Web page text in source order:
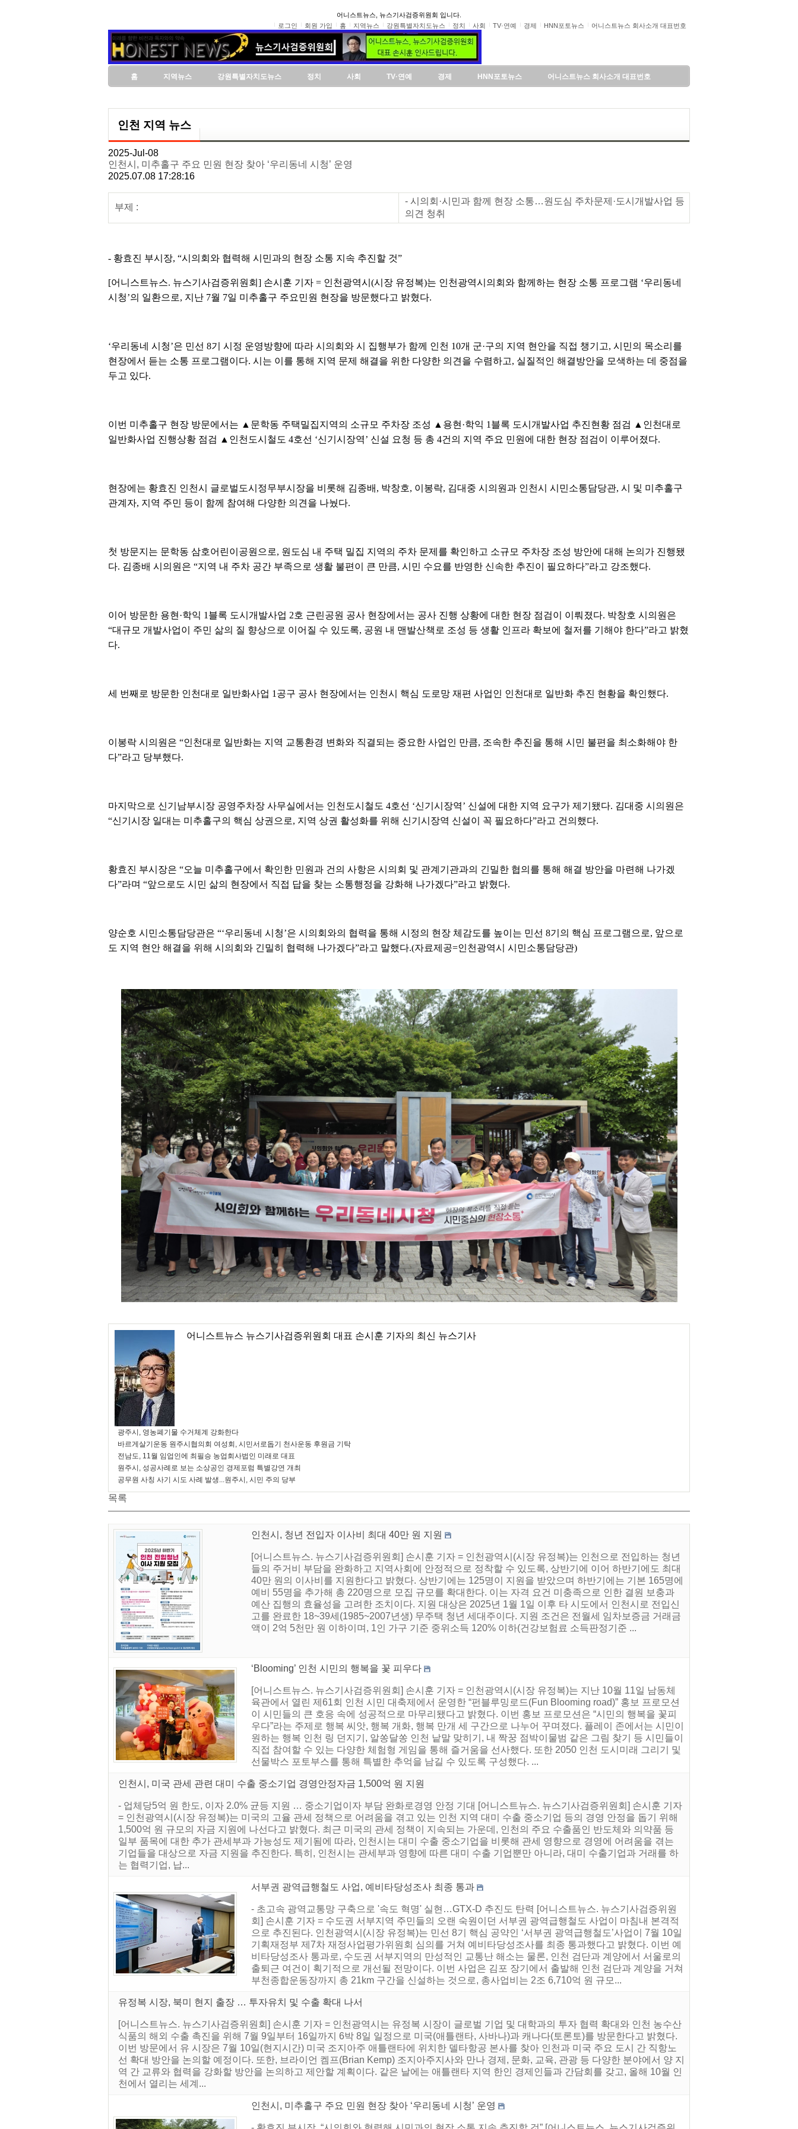
어니스트뉴스, 뉴스기사검증위원회 입니다.
로그인
회원 가입 홈 지역뉴스 강원특별자치도뉴스 정치 사회 TV·연예 경제 HNN포토뉴스 어니스트뉴스 회사소개 대표번호
홈 지역뉴스 강원특별자치도뉴스 정치 사회 TV·연예 경제 HNN포토뉴스 어니스트뉴스 회사소개 대표번호
인천 지역 뉴스
2025-Jul-08
인천시, 미추홀구 주요 민원 현장 찾아 ‘우리동네 시청’ 운영
2025.07.08 17:28:16
부제 :
- 시의회·시민과 함께 현장 소통…원도심 주차문제·도시개발사업 등
의견 청취
- 황효진 부시장, “시의회와 협력해 시민과의 현장 소통 지속 추진할 것”
[어니스트뉴스. 뉴스기사검증위원회] 손시훈 기자 = 인천광역시(시장 유정복)는 인천광역시의회와 함께하는 현장 소통 프로그램 ‘우리동네
시청’의 일환으로, 지난 7월 7일 미추홀구 주요민원 현장을 방문했다고 밝혔다.
‘우리동네 시청’은 민선 8기 시정 운영방향에 따라 시의회와 시 집행부가 함께 인천 10개 군·구의 지역 현안을 직접 챙기고, 시민의 목소리를
현장에서 듣는 소통 프로그램이다. 시는 이를 통해 지역 문제 해결을 위한 다양한 의견을 수렴하고, 실질적인 해결방안을 모색하는 데 중점을
두고 있다.
이번 미추홀구 현장 방문에서는 ▲문학동 주택밀집지역의 소규모 주차장 조성 ▲용현·학익 1블록 도시개발사업 추진현황 점검 ▲인천대로
일반화사업 진행상황 점검 ▲인천도시철도 4호선 ‘신기시장역’ 신설 요청 등 총 4건의 지역 주요 민원에 대한 현장 점검이 이루어졌다.
현장에는 황효진 인천시 글로벌도시정무부시장을 비롯해 김종배, 박창호, 이봉락, 김대중 시의원과 인천시 시민소통담당관, 시 및 미추홀구
관계자, 지역 주민 등이 함께 참여해 다양한 의견을 나눴다.
첫 방문지는 문학동 삼호어린이공원으로, 원도심 내 주택 밀집 지역의 주차 문제를 확인하고 소규모 주차장 조성 방안에 대해 논의가 진행됐
다. 김종배 시의원은 “지역 내 주차 공간 부족으로 생활 불편이 큰 만큼, 시민 수요를 반영한 신속한 추진이 필요하다”라고 강조했다.
이어 방문한 용현·학익 1블록 도시개발사업 2호 근린공원 공사 현장에서는 공사 진행 상황에 대한 현장 점검이 이뤄졌다. 박창호 시의원은
“대규모 개발사업이 주민 삶의 질 향상으로 이어질 수 있도록, 공원 내 맨발산책로 조성 등 생활 인프라 확보에 철저를 기해야 한다”라고 밝혔
다.
세 번째로 방문한 인천대로 일반화사업 1공구 공사 현장에서는 인천시 핵심 도로망 재편 사업인 인천대로 일반화 추진 현황을 확인했다.
이봉락 시의원은 “인천대로 일반화는 지역 교통환경 변화와 직결되는 중요한 사업인 만큼, 조속한 추진을 통해 시민 불편을 최소화해야 한
다”라고 당부했다.
마지막으로 신기남부시장 공영주차장 사무실에서는 인천도시철도 4호선 ‘신기시장역’ 신설에 대한 지역 요구가 제기됐다. 김대중 시의원은
“신기시장 일대는 미추홀구의 핵심 상권으로, 지역 상권 활성화를 위해 신기시장역 신설이 꼭 필요하다”라고 건의했다.
황효진 부시장은 “오늘 미추홀구에서 확인한 민원과 건의 사항은 시의회 및 관계기관과의 긴밀한 협의를 통해 해결 방안을 마련해 나가겠
다”라며 “앞으로도 시민 삶의 현장에서 직접 답을 찾는 소통행정을 강화해 나가겠다”라고 밝혔다.
양순호 시민소통담당관은 “‘우리동네 시청’은 시의회와의 협력을 통해 시정의 현장 체감도를 높이는 민선 8기의 핵심 프로그램으로, 앞으로
도 지역 현안 해결을 위해 시의회와 긴밀히 협력해 나가겠다”라고 말했다.(자료제공=인천광역시 시민소통담당관)
어니스트뉴스 뉴스기사검증위원회 대표 손시훈 기자의 최신 뉴스기사
광주시, 영농폐기물 수거체계 강화한다
바르게살기운동 원주시협의회 여성회, 시민서로돕기 천사운동 후원금 기탁
전남도, 11월 임업인에 최필승 농업회사법인 미래로 대표
원주시, 성공사례로 보는 소상공인 경제포럼 특별강연 개최
공무원 사칭 사기 시도 사례 발생...원주시, 시민 주의 당부
목록
인천시, 청년 전입자 이사비 최대 40만 원 지원
[어니스트뉴스. 뉴스기사검증위원회] 손시훈 기자 = 인천광역시(시장 유정복)는 인천으로 전입하는 청년
들의 주거비 부담을 완화하고 지역사회에 안정적으로 정착할 수 있도록, 상반기에 이어 하반기에도 최대
40만 원의 이사비를 지원한다고 밝혔다. 상반기에는 125명이 지원을 받았으며 하반기에는 기본 165명에
예비 55명을 추가해 총 220명으로 모집 규모를 확대한다. 이는 자격 요건 미충족으로 인한 결원 보충과
예산 집행의 효율성을 고려한 조치이다. 지원 대상은 2025년 1월 1일 이후 타 시도에서 인천시로 전입신
고를 완료한 18~39세(1985~2007년생) 무주택 청년 세대주이다. 지원 조건은 전월세 임차보증금 거래금
액이 2억 5천만 원 이하이며, 1인 가구 기준 중위소득 120% 이하(건강보험료 소득판정기준 ...
‘Blooming’ 인천 시민의 행복을 꽃 피우다
[어니스트뉴스. 뉴스기사검증위원회] 손시훈 기자 = 인천광역시(시장 유정복)는 지난 10월 11일 남동체
육관에서 열린 제61회 인천 시민 대축제에서 운영한 “펀블루밍로드(Fun Blooming road)” 홍보 프로모션
이 시민들의 큰 호응 속에 성공적으로 마무리됐다고 밝혔다. 이번 홍보 프로모션은 “시민의 행복을 꽃피
우다”라는 주제로 행복 씨앗, 행복 개화, 행복 만개 세 구간으로 나누어 꾸며졌다. 플레이 존에서는 시민이
원하는 행복 인천 링 던지기, 알쏭달쏭 인천 낱말 맞히기, 내 짝꿍 점박이물범 같은 그림 찾기 등 시민들이
직접 참여할 수 있는 다양한 체험형 게임을 통해 즐거움을 선사했다. 또한 2050 인천 도시미래 그리기 및
선물박스 포토부스를 통해 특별한 추억을 남길 수 있도록 구성했다. ...
인천시, 미국 관세 관련 대미 수출 중소기업 경영안정자금 1,500억 원 지원
- 업체당5억 원 한도, 이자 2.0% 균등 지원 … 중소기업이자 부담 완화로경영 안정 기대 [어니스트뉴스. 뉴스기사검증위원회] 손시훈 기자
= 인천광역시(시장 유정복)는 미국의 고율 관세 정책으로 어려움을 겪고 있는 인천 지역 대미 수출 중소기업 등의 경영 안정을 돕기 위해
1,500억 원 규모의 자금 지원에 나선다고 밝혔다. 최근 미국의 관세 정책이 지속되는 가운데, 인천의 주요 수출품인 반도체와 의약품 등
일부 품목에 대한 추가 관세부과 가능성도 제기됨에 따라, 인천시는 대미 수출 중소기업을 비롯해 관세 영향으로 경영에 어려움을 겪는
기업들을 대상으로 자금 지원을 추진한다. 특히, 인천시는 관세부과 영향에 따른 대미 수출 기업뿐만 아니라, 대미 수출기업과 거래를 하
는 협력기업, 납...
서부권 광역급행철도 사업, 예비타당성조사 최종 통과
- 초고속 광역교통망 구축으로 '속도 혁명' 실현…GTX-D 추진도 탄력 [어니스트뉴스. 뉴스기사검증위원
회] 손시훈 기자 = 수도권 서부지역 주민들의 오랜 숙원이던 서부권 광역급행철도 사업이 마침내 본격적
으로 추진된다. 인천광역시(시장 유정복)는 민선 8기 핵심 공약인 ‘서부권 광역급행철도’사업이 7월 10일
기획재정부 제7차 재정사업평가위원회 심의를 거쳐 예비타당성조사를 최종 통과했다고 밝혔다. 이번 예
비타당성조사 통과로, 수도권 서부지역의 만성적인 교통난 해소는 물론, 인천 검단과 계양에서 서울로의
출퇴근 여건이 획기적으로 개선될 전망이다. 이번 사업은 김포 장기에서 출발해 인천 검단과 계양을 거쳐
부천종합운동장까지 총 21km 구간을 신설하는 것으로, 총사업비는 2조 6,710억 원 규모...
유정복 시장, 북미 현지 출장 … 투자유치 및 수출 확대 나서
[어니스트뉴스. 뉴스기사검증위원회] 손시훈 기자 = 인천광역시는 유정복 시장이 글로벌 기업 및 대학과의 투자 협력 확대와 인천 농수산
식품의 해외 수출 촉진을 위해 7월 9일부터 16일까지 6박 8일 일정으로 미국(애틀랜타, 사바나)과 캐나다(토론토)를 방문한다고 밝혔다.
이번 방문에서 유 시장은 7월 10일(현지시간) 미국 조지아주 애틀랜타에 위치한 델타항공 본사를 찾아 인천과 미국 주요 도시 간 직항노
선 확대 방안을 논의할 예정이다. 또한, 브라이언 켐프(Brian Kemp) 조지아주지사와 만나 경제, 문화, 교육, 관광 등 다양한 분야에서 양 지
역 간 교류와 협력을 강화할 방안을 논의하고 제안할 계획이다. 같은 날에는 애틀랜타 지역 한인 경제인들과 간담회를 갖고, 올해 10월 인
천에서 열리는 세계...
인천시, 미추홀구 주요 민원 현장 찾아 ‘우리동네 시청’ 운영